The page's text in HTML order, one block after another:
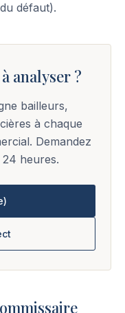
défaut).
analyser ?
bailleurs,
à chaque
Demandez
heures.